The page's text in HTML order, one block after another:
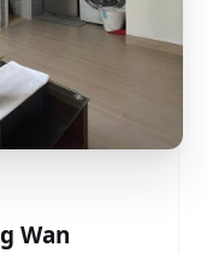
Wan